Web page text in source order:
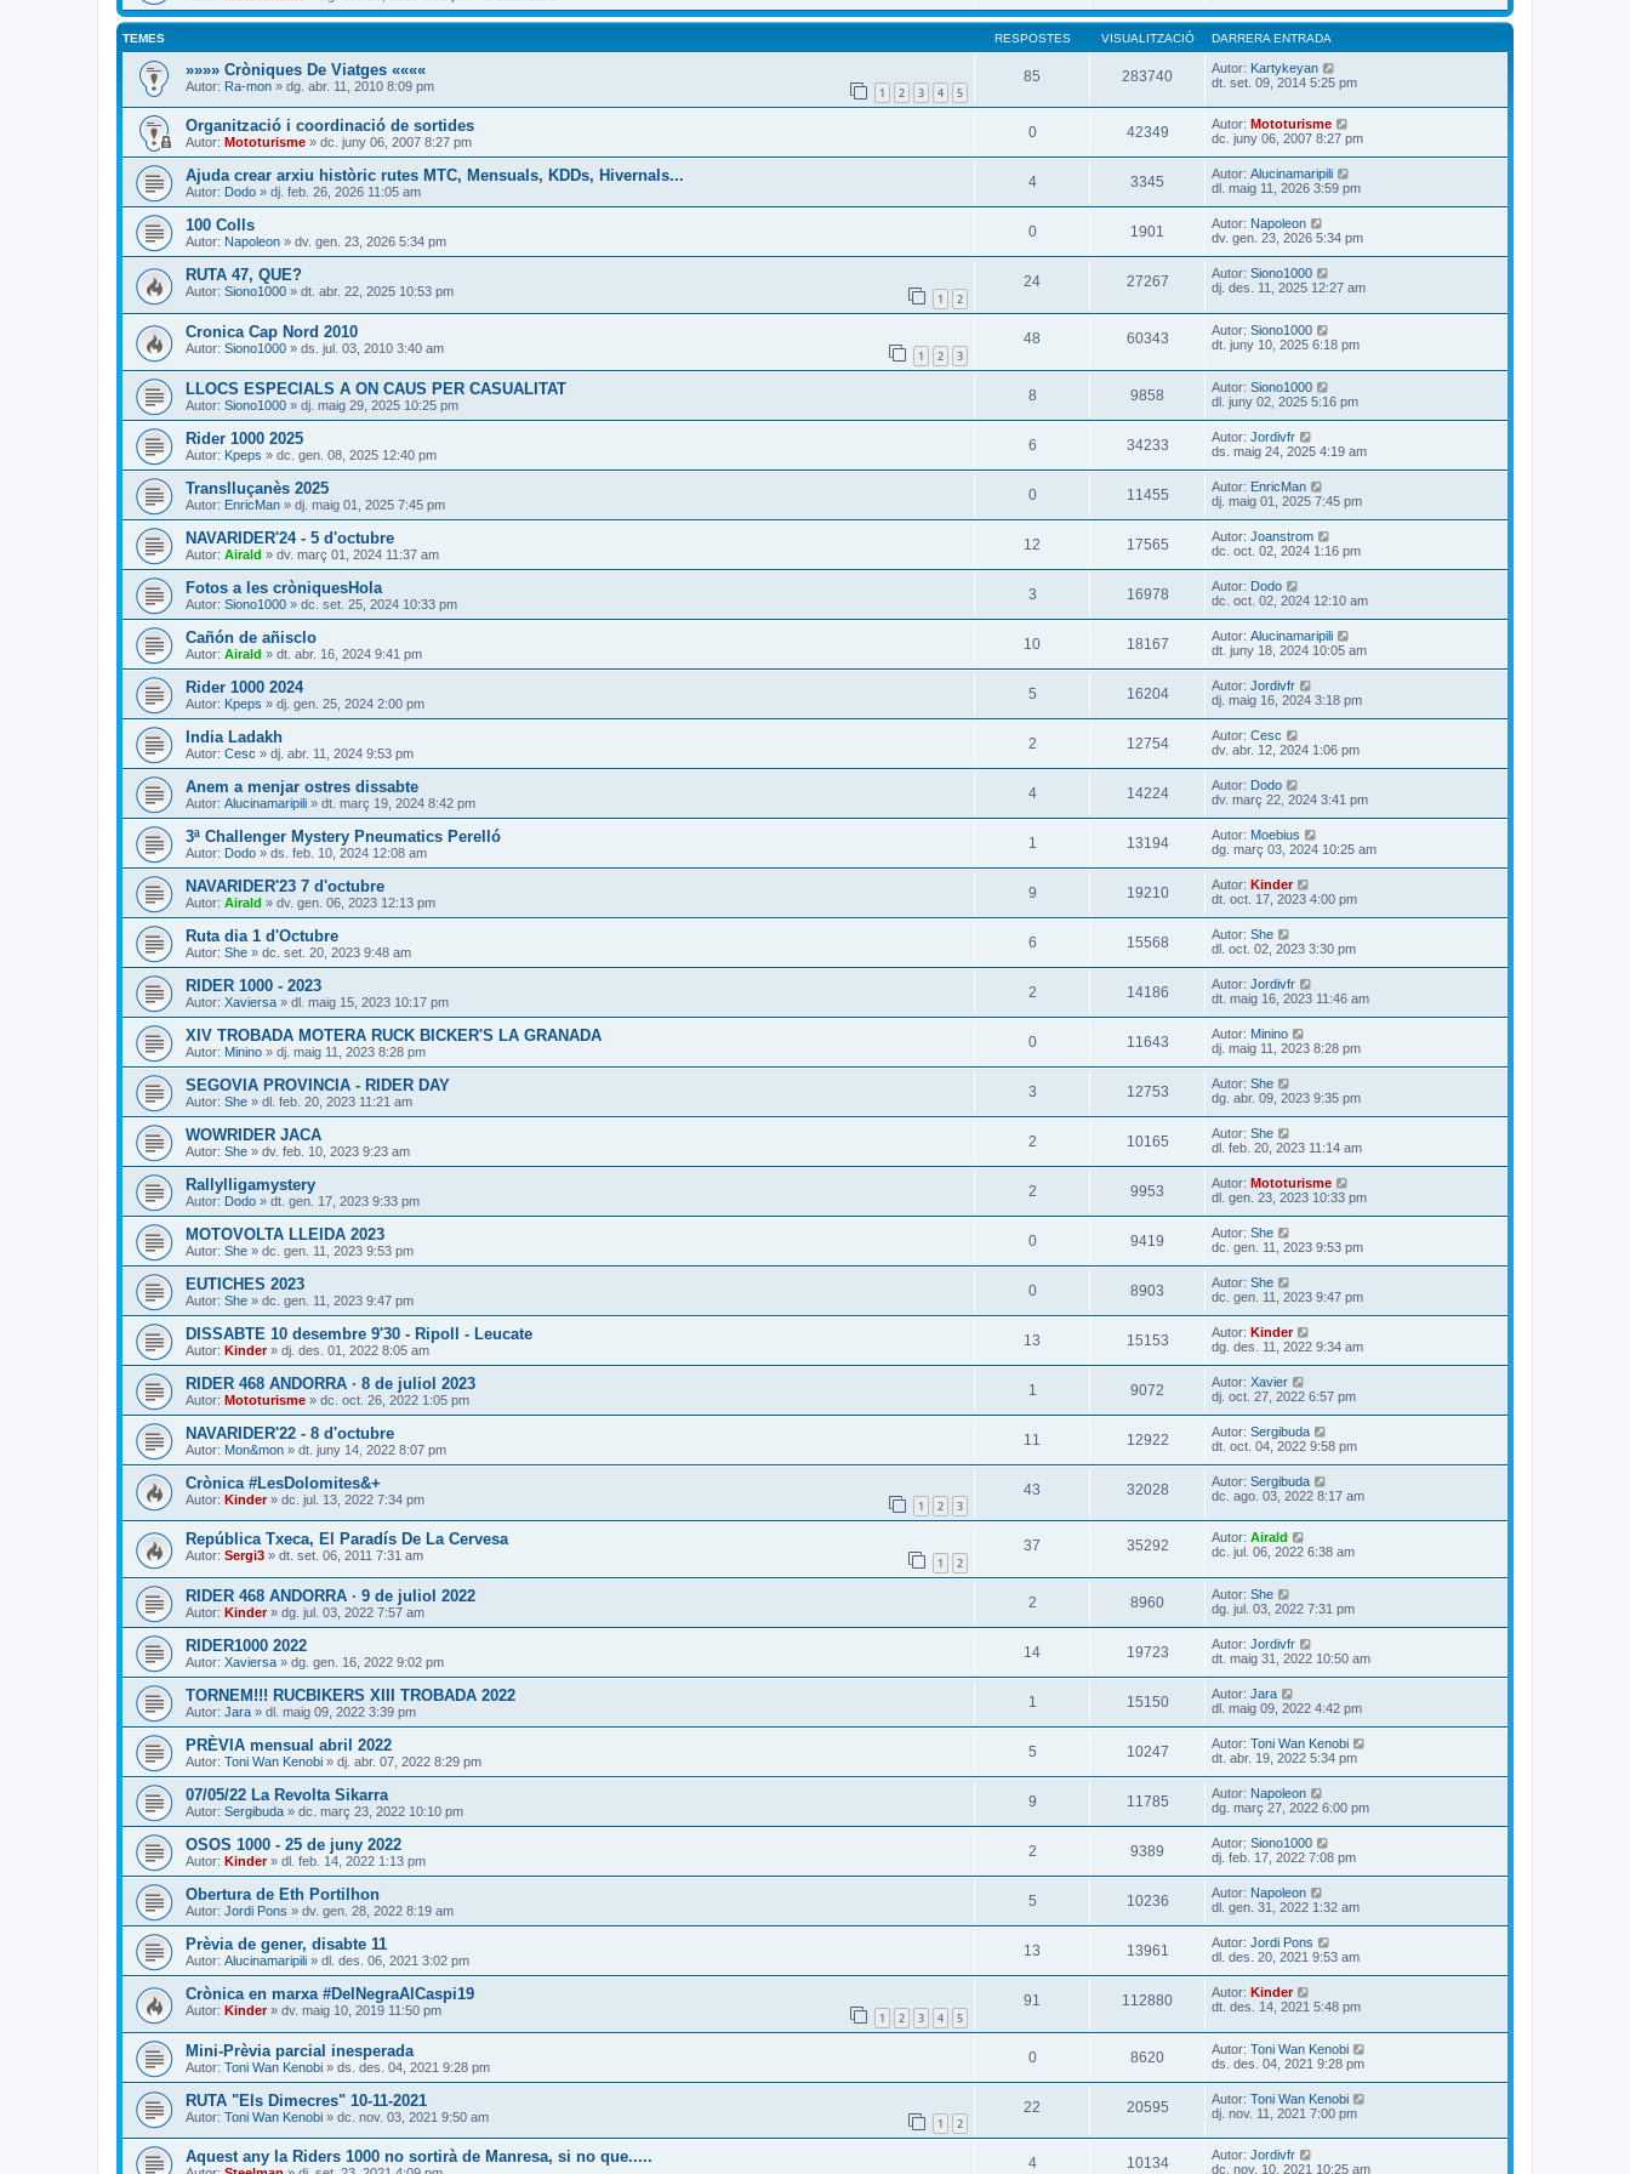
TEMES RESPOSTES VISUALITZACIÓ DARRERA ENTRADA
»»»» Cròniques De Viatges ««««
Autor: Ra-mon » dg. abr. 11, 2010 8:09 pm 1 2 3 4 5
85 283740 Autor: Kartykeyan
dt. set. 09, 2014 5:25 pm
Organització i coordinació de sortides
Autor: Mototurisme » dc. juny 06, 2007 8:27 pm
0 42349 Autor: Mototurisme
dc. juny 06, 2007 8:27 pm
Ajuda crear arxiu històric rutes MTC, Mensuals, KDDs, Hivernals...
Autor: Dodo » dj. feb. 26, 2026 11:05 am
4 3345 Autor: Alucinamaripili
dl. maig 11, 2026 3:59 pm
100 Colls
Autor: Napoleon » dv. gen. 23, 2026 5:34 pm
0 1901 Autor: Napoleon
dv. gen. 23, 2026 5:34 pm
RUTA 47, QUE?
Autor: Siono1000 » dt. abr. 22, 2025 10:53 pm 1 2
24 27267 Autor: Siono1000
dj. des. 11, 2025 12:27 am
Cronica Cap Nord 2010
Autor: Siono1000 » ds. jul. 03, 2010 3:40 am 1 2 3
48 60343 Autor: Siono1000
dt. juny 10, 2025 6:18 pm
LLOCS ESPECIALS A ON CAUS PER CASUALITAT
Autor: Siono1000 » dj. maig 29, 2025 10:25 pm
8 9858 Autor: Siono1000
dl. juny 02, 2025 5:16 pm
Rider 1000 2025
Autor: Kpeps » dc. gen. 08, 2025 12:40 pm
6 34233 Autor: Jordivfr
ds. maig 24, 2025 4:19 am
Translluçanès 2025
Autor: EnricMan » dj. maig 01, 2025 7:45 pm
0 11455 Autor: EnricMan
dj. maig 01, 2025 7:45 pm
NAVARIDER'24 - 5 d'octubre
Autor: Airald » dv. març 01, 2024 11:37 am
12 17565 Autor: Joanstrom
dc. oct. 02, 2024 1:16 pm
Fotos a les cròniquesHola
Autor: Siono1000 » dc. set. 25, 2024 10:33 pm
3 16978 Autor: Dodo
dc. oct. 02, 2024 12:10 am
Cañón de añisclo
Autor: Airald » dt. abr. 16, 2024 9:41 pm
10 18167 Autor: Alucinamaripili
dt. juny 18, 2024 10:05 am
Rider 1000 2024
Autor: Kpeps » dj. gen. 25, 2024 2:00 pm
5 16204 Autor: Jordivfr
dj. maig 16, 2024 3:18 pm
India Ladakh
Autor: Cesc » dj. abr. 11, 2024 9:53 pm
2 12754 Autor: Cesc
dv. abr. 12, 2024 1:06 pm
Anem a menjar ostres dissabte
Autor: Alucinamaripili » dt. març 19, 2024 8:42 pm
4 14224 Autor: Dodo
dv. març 22, 2024 3:41 pm
3ª Challenger Mystery Pneumatics Perelló
Autor: Dodo » ds. feb. 10, 2024 12:08 am
1 13194 Autor: Moebius
dg. març 03, 2024 10:25 am
NAVARIDER'23 7 d'octubre
Autor: Airald » dv. gen. 06, 2023 12:13 pm
9 19210 Autor: Kinder
dt. oct. 17, 2023 4:00 pm
Ruta dia 1 d'Octubre
Autor: She » dc. set. 20, 2023 9:48 am
6 15568 Autor: She
dl. oct. 02, 2023 3:30 pm
RIDER 1000 - 2023
Autor: Xaviersa » dl. maig 15, 2023 10:17 pm
2 14186 Autor: Jordivfr
dt. maig 16, 2023 11:46 am
XIV TROBADA MOTERA RUCK BICKER'S LA GRANADA
Autor: Minino » dj. maig 11, 2023 8:28 pm
0 11643 Autor: Minino
dj. maig 11, 2023 8:28 pm
SEGOVIA PROVINCIA - RIDER DAY
Autor: She » dl. feb. 20, 2023 11:21 am
3 12753 Autor: She
dg. abr. 09, 2023 9:35 pm
WOWRIDER JACA
Autor: She » dv. feb. 10, 2023 9:23 am
2 10165 Autor: She
dl. feb. 20, 2023 11:14 am
Rallylligamystery
Autor: Dodo » dt. gen. 17, 2023 9:33 pm
2 9953 Autor: Mototurisme
dl. gen. 23, 2023 10:33 pm
MOTOVOLTA LLEIDA 2023
Autor: She » dc. gen. 11, 2023 9:53 pm
0 9419 Autor: She
dc. gen. 11, 2023 9:53 pm
EUTICHES 2023
Autor: She » dc. gen. 11, 2023 9:47 pm
0 8903 Autor: She
dc. gen. 11, 2023 9:47 pm
DISSABTE 10 desembre 9'30 - Ripoll - Leucate
Autor: Kinder» dj. des. 01, 2022 8:05 am
13 15153 Autor: Kinder
dg. des. 11, 2022 9:34 am
RIDER 468 ANDORRA · 8 de juliol 2023
Autor: Mototurisme » dc. oct. 26, 2022 1:05 pm
1 9072 Autor: Xavier
dj. oct. 27, 2022 6:57 pm
NAVARIDER'22 - 8 d'octubre
Autor: Mon&mon » dt. juny 14, 2022 8:07 pm
11 12922 Autor: Sergibuda
dt. oct. 04, 2022 9:58 pm
Crònica #LesDolomites&+
Autor: Kinder» dc. jul. 13, 2022 7:34 pm 1 2 3
43 32028 Autor: Sergibuda
dc. ago. 03, 2022 8:17 am
República Txeca, El Paradís De La Cervesa
Autor: Sergi3 » dt. set. 06, 2011 7:31 am 1 2
37 35292 Autor: Airald
dc. jul. 06, 2022 6:38 am
RIDER 468 ANDORRA · 9 de juliol 2022
Autor: Kinder» dg. jul. 03, 2022 7:57 am
2 8960 Autor: She
dg. jul. 03, 2022 7:31 pm
RIDER1000 2022
Autor: Xaviersa » dg. gen. 16, 2022 9:02 pm
14 19723 Autor: Jordivfr
dt. maig 31, 2022 10:50 am
TORNEM!!! RUCBIKERS XIII TROBADA 2022
Autor: Jara » dl. maig 09, 2022 3:39 pm
1 15150 Autor: Jara
dl. maig 09, 2022 4:42 pm
PRÈVIA mensual abril 2022
Autor: Toni Wan Kenobi » dj. abr. 07, 2022 8:29 pm
5 10247 Autor: Toni Wan Kenobi
dt. abr. 19, 2022 5:34 pm
07/05/22 La Revolta Sikarra
Autor: Sergibuda » dc. març 23, 2022 10:10 pm
9 11785 Autor: Napoleon
dg. març 27, 2022 6:00 pm
OSOS 1000 - 25 de juny 2022
Autor: Kinder» dl. feb. 14, 2022 1:13 pm
2 9389 Autor: Siono1000
dj. feb. 17, 2022 7:08 pm
Obertura de Eth Portilhon
Autor: Jordi Pons » dv. gen. 28, 2022 8:19 am
5 10236 Autor: Napoleon
dl. gen. 31, 2022 1:32 am
Prèvia de gener, disabte 11
Autor: Alucinamaripili » dl. des. 06, 2021 3:02 pm
13 13961 Autor: Jordi Pons
dl. des. 20, 2021 9:53 am
Crònica en marxa #DelNegraAlCaspi19
Autor: Kinder» dv. maig 10, 2019 11:50 pm 1 2 3 4 5
91 112880 Autor: Kinder
dt. des. 14, 2021 5:48 pm
Mini-Prèvia parcial inesperada
Autor: Toni Wan Kenobi » ds. des. 04, 2021 9:28 pm
0 8620 Autor: Toni Wan Kenobi
ds. des. 04, 2021 9:28 pm
RUTA "Els Dimecres" 10-11-2021
Autor: Toni Wan Kenobi » dc. nov. 03, 2021 9:50 am 1 2
22 20595 Autor: Toni Wan Kenobi
dj. nov. 11, 2021 7:00 pm
Aquest any la Riders 1000 no sortirà de Manresa, si no que..... 4 10134 Autor: Jordivfr
dc. nov. 10, 2021 10:25 am